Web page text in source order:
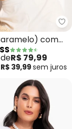
(Marinho)
com
3/4
R$ 79,99
R$ 39,99sem juros